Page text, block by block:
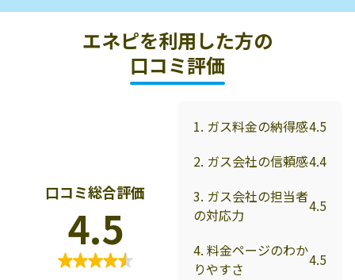
エネピを利用した方の
口コミ評価
口コミ総合評価
4.5
1. ガス料金の納得感4.5
2. ガス会社の信頼感4.4
3. ガス会社の担当者
の対応力
4.5
4. 料金ページのわか
りやすさ
4.5